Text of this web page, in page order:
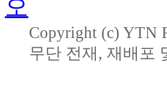
Copyright (c) YTN
무단 전재, 재배포